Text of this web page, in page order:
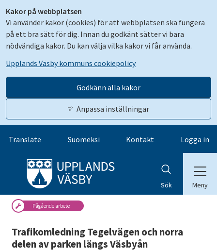
Kakor på webbplatsen
Vi använder kakor (cookies) för att webbplatsen ska fungera
på ett bra sätt för dig. Innan du godkänt sätter vi bara
nödvändiga kakor. Du kan välja vilka kakor vi får använda.
Upplands Väsby kommuns cookiepolicy
Godkänn alla kakor
Anpassa inställningar
Gå till innehåll
Translate Suomeksi Kontakt Logga in
Sök Meny
Pågående arbete
Trafikomledning Tegelvägen och norra
delen av parken längs Väsbyån